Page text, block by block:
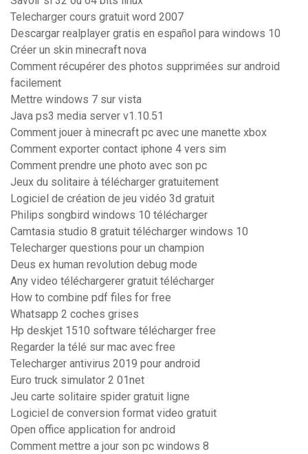
Telecharger cours gratuit word 2007
Descargar realplayer gratis en español para windows 10
Créer un skin minecraft nova
Comment récupérer des photos supprimées sur android
facilement
Mettre windows 7 sur vista
Java ps3 media server v1.10.51
Comment jouer à minecraft pc avec une manette xbox
Comment exporter contact iphone 4 vers sim
Comment prendre une photo avec son pc
Jeux du solitaire à télécharger gratuitement
Logiciel de création de jeu vidéo 3d gratuit
Philips songbird windows 10 télécharger
Camtasia studio 8 gratuit télécharger windows 10
Telecharger questions pour un champion
Deus ex human revolution debug mode
Any video téléchargerer gratuit télécharger
How to combine pdf files for free
Whatsapp 2 coches grises
Hp deskjet 1510 software télécharger free
Regarder la télé sur mac avec free
Telecharger antivirus 2019 pour android
Euro truck simulator 2 01net
Jeu carte solitaire spider gratuit ligne
Logiciel de conversion format video gratuit
Open office application for android
Comment mettre a jour son pc windows 8